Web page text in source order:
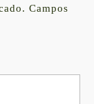
Campos